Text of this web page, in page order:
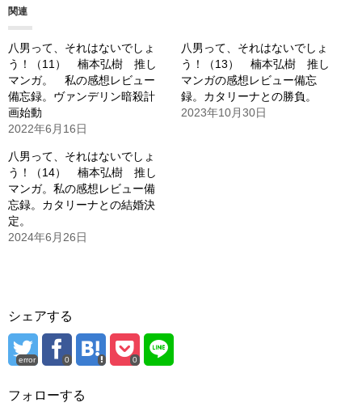
中…
関連
八男って、それはないでしょ
う！（11） 楠本弘樹 推し
マンガ。 私の感想レビュー
備忘録。ヴァンデリン暗殺計
画始動
2022年6月16日
八男って、それはないでしょ
う！（13） 楠本弘樹 推し
マンガの感想レビュー備忘
録。カタリーナとの勝負。
2023年10月30日
八男って、それはないでしょ
う！（14） 楠本弘樹 推し
マンガ。私の感想レビュー備
忘録。カタリーナとの結婚決
定。
2024年6月26日
シェアする
error 0 0
フォローする